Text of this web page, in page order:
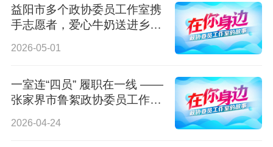
益阳市多个政协委员工作室携
手志愿者，爱心牛奶送进乡镇
2026-05-01
一室连“四员” 履职在一线 ——
张家界市鲁絮政协委员工作室
2026-04-24